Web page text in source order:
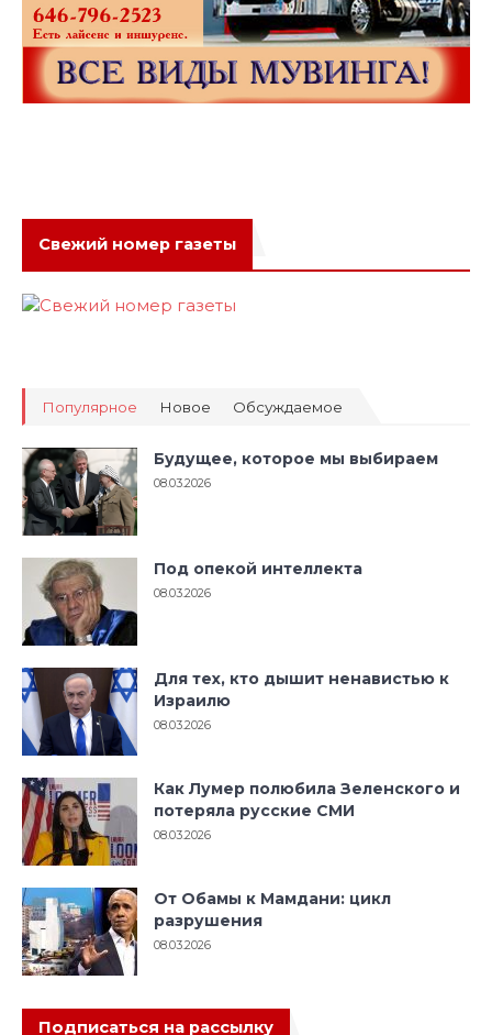
Свежий номер газеты
Популярное Новое Обсуждаемое
Будущее, которое мы выбираем
08.03.2026
Под опекой интеллекта
08.03.2026
Для тех, кто дышит ненавистью к
Израилю
08.03.2026
Как Лумер полюбила Зеленского и
потеряла русские СМИ
08.03.2026
От Обамы к Мамдани: цикл
разрушения
08.03.2026
Подписаться на рассылку